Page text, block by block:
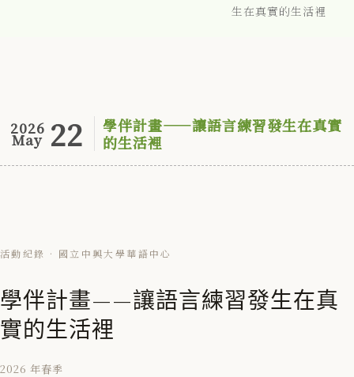
生在真實的生活裡
2026
May 22
學伴計畫——讓語言練習發生在真實
的生活裡
活動紀錄 · 國立中興大學華語中心
學伴計畫——讓語言練習發生在真
實的生活裡
2026 年春季